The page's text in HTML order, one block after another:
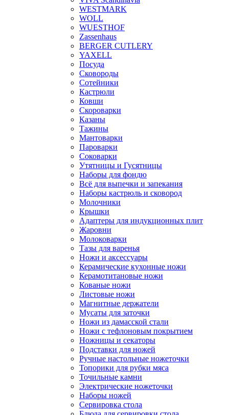
WESTMARK
WOLL
WUESTHOF
Zassenhaus
BERGER CUTLERY
YAXELL
Посуда
Сковороды
Сотейники
Кастрюли
Ковши
Скороварки
Казаны
Тажины
Мантоварки
Пароварки
Соковарки
Утятницы и Гусятницы
Наборы для фондю
Всё для выпечки и запекания
Наборы кастрюль и сковород
Молочники
Крышки
Адаптеры для индукционных плит
Жаровни
Молоковарки
Тазы для варенья
Ножи и аксессуары
Керамические кухонные ножи
Керамотитановые ножи
Кованые ножи
Листовые ножи
Магнитные держатели
Мусаты для заточки
Ножи из дамасской стали
Ножи с тефлоновым покрытием
Ножницы и секаторы
Подставки для ножей
Ручные настольные ножеточки
Топорики для рубки мяса
Точильные камни
Электрические ножеточки
Наборы ножей
Сервировка стола